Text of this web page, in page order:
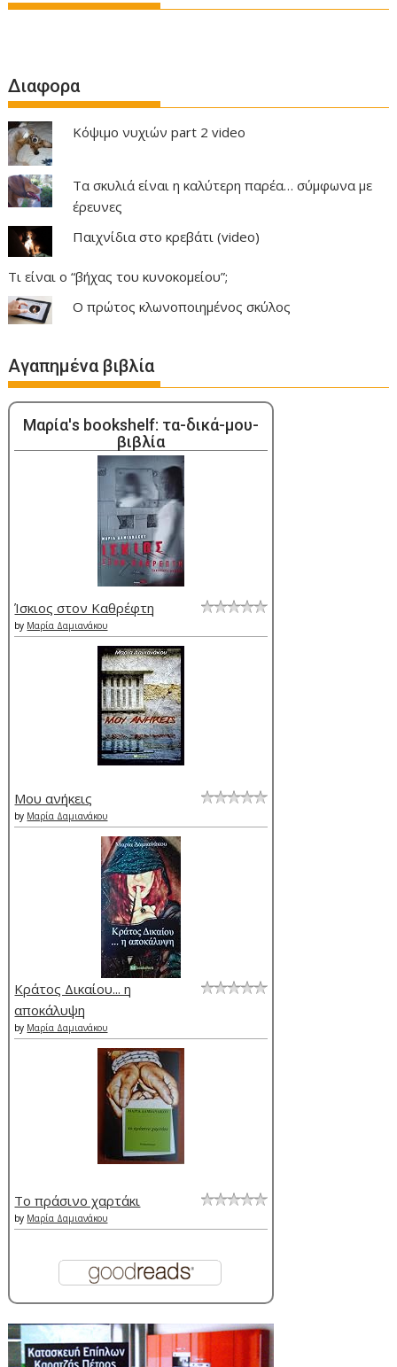
Διαφορα
Κόψιμο νυχιών part 2 video
Τα σκυλιά είναι η καλύτερη παρέα… σύμφωνα με
έρευνες
Παιχνίδια στο κρεβάτι (video)
Τι είναι ο “βήχας του κυνοκομείου”;
Ο πρώτος κλωνοποιημένος σκύλος
Αγαπημένα βιβλία
Μαρία's bookshelf: τα-δικά-μου-
βιβλία
Ίσκιος στον Καθρέφτη
by Μαρία Δαμιανάκου
Μου ανήκεις
by Μαρία Δαμιανάκου
Κράτος Δικαίου... η
αποκάλυψη
by Μαρία Δαμιανάκου
Το πράσινο χαρτάκι
by Μαρία Δαμιανάκου